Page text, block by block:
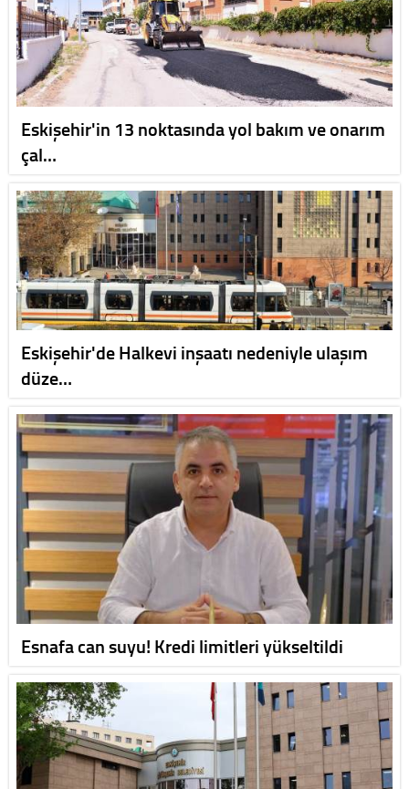
Eskişehir'in 13 noktasında yol bakım ve onarım
çal…
Eskişehir'de Halkevi inşaatı nedeniyle ulaşım
düze…
Esnafa can suyu! Kredi limitleri yükseltildi